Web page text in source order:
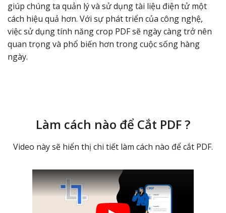
giúp chúng ta quản lý và sử dụng tài liệu điện tử một
cách hiệu quả hơn. Với sự phát triển của công nghệ,
việc sử dụng tính năng crop PDF sẽ ngày càng trở nên
quan trọng và phổ biến hơn trong cuộc sống hàng
ngày.
Làm cách nào để Cắt PDF ?
Video này sẽ hiển thị chi tiết làm cách nào để cắt PDF.